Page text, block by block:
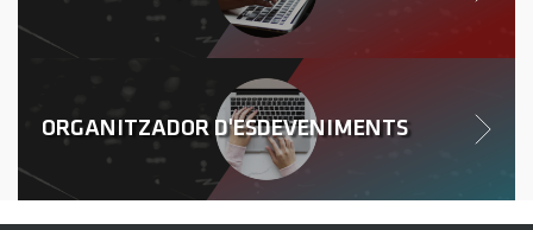
ORGANITZADOR D'ESDEVENIMENTS